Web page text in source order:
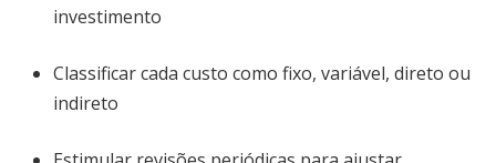
investimento
Classificar cada custo como fixo, variável, direto ou
indireto